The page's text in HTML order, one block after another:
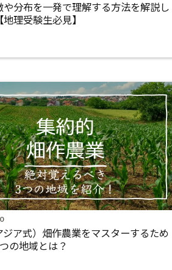
や分布を一発で理解する方法を解説し
理受験生必見】
ジア式）畑作農業をマスターするため
の地域とは？